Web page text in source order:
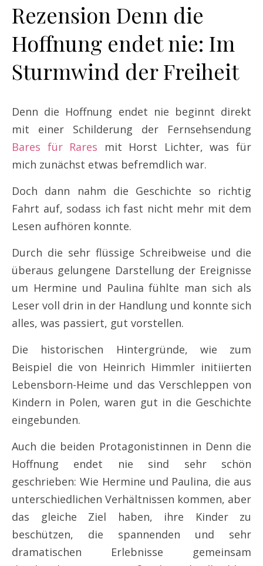
Rezension Denn die
Hoffnung endet nie: Im
Sturmwind der Freiheit
Denn die Hoffnung endet nie beginnt direkt
mit einer Schilderung der Fernsehsendung
Bares für Rares mit Horst Lichter, was für
mich zunächst etwas befremdlich war.
Doch dann nahm die Geschichte so richtig
Fahrt auf, sodass ich fast nicht mehr mit dem
Lesen aufhören konnte.
Durch die sehr flüssige Schreibweise und die
überaus gelungene Darstellung der Ereignisse
um Hermine und Paulina fühlte man sich als
Leser voll drin in der Handlung und konnte sich
alles, was passiert, gut vorstellen.
Die historischen Hintergründe, wie zum
Beispiel die von Heinrich Himmler initiierten
Lebensborn-Heime und das Verschleppen von
Kindern in Polen, waren gut in die Geschichte
eingebunden.
Auch die beiden Protagonistinnen in Denn die
Hoffnung endet nie sind sehr schön
geschrieben: Wie Hermine und Paulina, die aus
unterschiedlichen Verhältnissen kommen, aber
das gleiche Ziel haben, ihre Kinder zu
beschützen, die spannenden und sehr
dramatischen Erlebnisse gemeinsam